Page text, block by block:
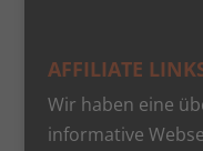
AFFILIATE
Wir haben eine
informative